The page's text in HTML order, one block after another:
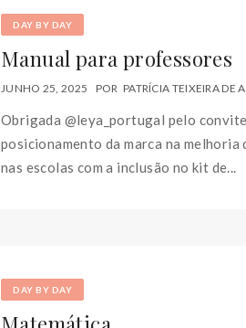
DAY BY DAY
Manual para professores
JUNHO 25, 2025 POR PATRÍCIA TEIXEIRA DE
Obrigada @leya_portugal pelo
posicionamento da marca na melhoria
nas escolas com a inclusão no kit de...
DAY BY DAY